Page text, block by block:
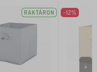
RAKTÁRON -12%
>